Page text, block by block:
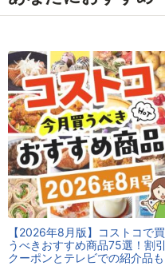
【2026年8月版】コストコで買
うべきおすすめ商品75選！割引
クーポンとテレビでの紹介品も